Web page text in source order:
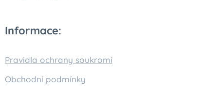
Informace:
Pravidla ochrany soukromí
Obchodní podmínky